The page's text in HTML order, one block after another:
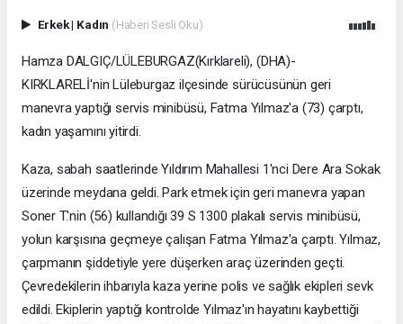
Erkek| Kadın (Haberi Sesli Oku)
Hamza DALGIÇ/LÜLEBURGAZ(Kırklareli), (DHA)-
KIRKLARELİ'nin Lüleburgaz ilçesinde sürücüsünün geri
manevra yaptığı servis minibüsü, Fatma Yılmaz'a (73) çarptı,
kadın yaşamını yitirdi.
Kaza, sabah saatlerinde Yıldırım Mahallesi 1'nci Dere Ara Sokak
üzerinde meydana geldi. Park etmek için geri manevra yapan
Soner T.'nin (56) kullandığı 39 S 1300 plakalı servis minibüsü,
yolun karşısına geçmeye çalışan Fatma Yılmaz'a çarptı. Yılmaz,
çarpmanın şiddetiyle yere düşerken araç üzerinden geçti.
Çevredekilerin ihbarıyla kaza yerine polis ve sağlık ekipleri sevk
edildi. Ekiplerin yaptığı kontrolde Yılmaz'ın hayatını kaybettiği